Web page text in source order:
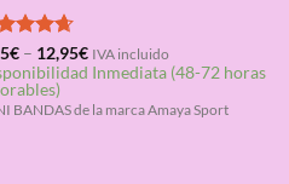
4.67
5
€– 12,95€ IVA incluido
Inmediata (48-72 horas
BANDAS de la marca Amaya Sport